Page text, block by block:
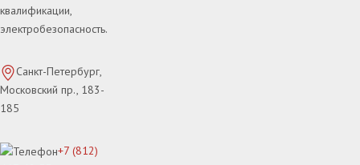
квалификации,
электробезопасность.
Санкт-Петербург,
Московский пр., 183-
185
+7 (812)